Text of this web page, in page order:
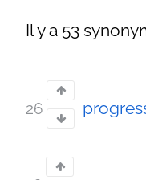
Il y a 53
26